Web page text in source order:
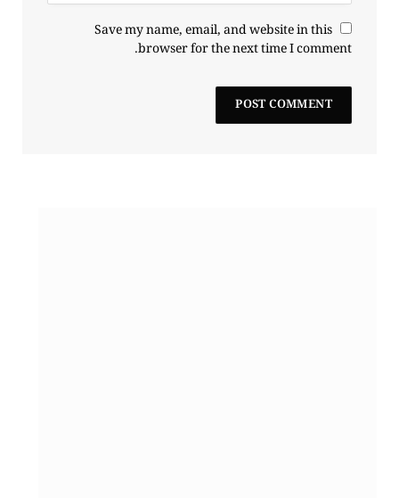
Save my name, email, and website in this
browser for the next time I comment.